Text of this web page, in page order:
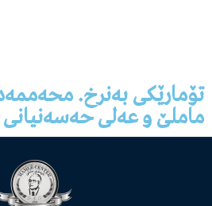
تۆمارێکی بەنرخ.
ماملێ و عەلی حەسەنیانی